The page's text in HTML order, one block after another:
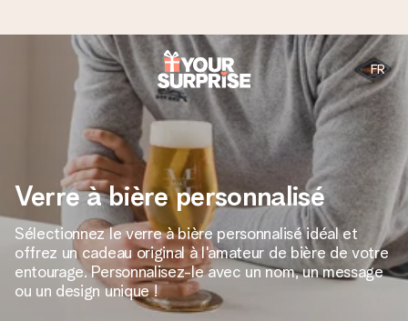
Commandé ce jour, expédié sous 24h
Nous préparons votre cadeau avec attention et l’envoyons
en un éclair – pour que vous puissiez l’offrir au bon moment,
quand cela compte le plus.
4,7 (sur la base de +15 000 avis)
Nos cadeaux sont appréciés. Les clients nous attribuent
une note de 4,7 sur Google Reviews (total de tous les
pays où nous sommes présents).
FR
Verre à bière personnalisé
Sélectionnez le verre à bière personnalisé idéal et
offrez un cadeau original à l'amateur de bière de votre
entourage. Personnalisez-le avec un nom, un message
ou un design unique !